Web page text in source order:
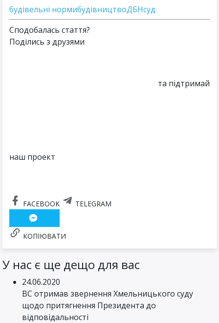
будівельні нормибудівництвоДБНсуд
Сподобалась стаття?
Поділись з друзями
та підтримай
наш проект
FACEBOOK TELEGRAM
КОПІЮВАТИ
У нас є ще дещо для вас
24.06.2020
ВС отримав звернення Хмельницького суду
щодо притягнення Президента до
відповідальності